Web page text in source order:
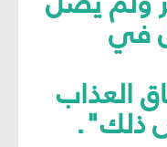
في
العذاب
ذلك".